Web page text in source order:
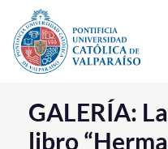
Click acá para ir directamente
La Universidad
Investigación, Creación
GALERÍA:
libro